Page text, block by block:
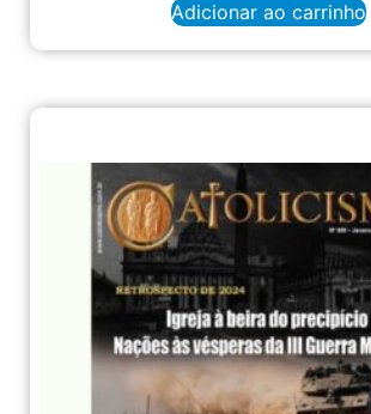
Adicionar ao carrinho